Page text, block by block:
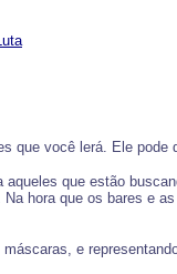
que você lerá. Ele
que estão
hora que os bares e
e